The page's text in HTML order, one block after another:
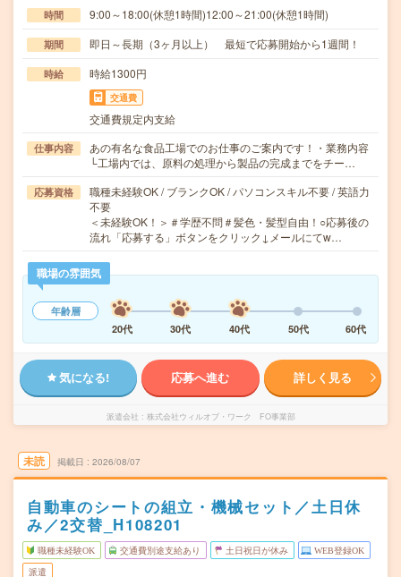
時間 9:00～18:00(休憩1時間)12:00～21:00(休憩1時間)
期間 即日～長期（3ヶ月以上） 最短で応募開始から1週間！
時給 時給1300円
交通費
交通費規定内支給
仕事内容
あの有名な食品工場でのお仕事のご案内です！・業務内容
└工場内では、原料の処理から製品の完成までをチー…
応募資格
職種未経験OK / ブランクOK / パソコンスキル不要 / 英語力
不要
＜未経験OK！＞＃学歴不問＃髪色・髪型自由！○応募後の
流れ「応募する」ボタンをクリック↓メールにてw…
職場の雰囲気
年齢層
20代
30代 40代 50代 60代
気になる! 応募へ進む 詳しく見る
派遣会社 株式会社ウィルオブ・ワーク FO事業部
未読 掲載日 2026/08/07
自動車のシートの組立・機械セット／土日休
み／2交替_H108201
職種未経験OK 交通費別途支給あり 土日祝日が休み WEB登録OK
派遣